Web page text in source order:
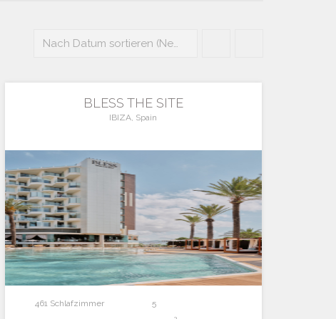
Nach Datum sortieren (Neueste zuerst)
BLESS THE SITE
IBIZA, Spain
461 Schlafzimmer 5